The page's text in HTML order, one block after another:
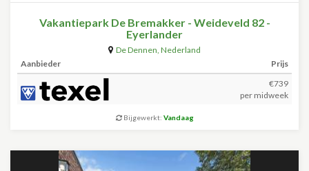
Vakantiepark De Bremakker - Weideveld 82 -
Eyerlander
De Dennen, Nederland
Aanbieder
Prijs
€739
per midweek
Bijgewerkt: Vandaag